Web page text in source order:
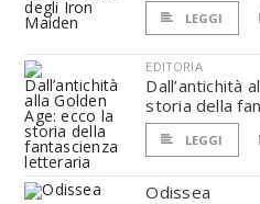
LEGGI
EDITORIA
Dall’antichità
storia della
LEGGI
Odissea